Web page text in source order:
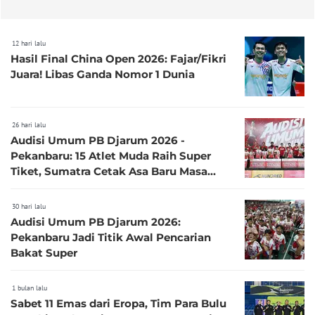
12 hari lalu
Hasil Final China Open 2026: Fajar/Fikri
Juara! Libas Ganda Nomor 1 Dunia
26 hari lalu
Audisi Umum PB Djarum 2026 -
Pekanbaru: 15 Atlet Muda Raih Super
Tiket, Sumatra Cetak Asa Baru Masa
30 hari lalu
Audisi Umum PB Djarum 2026:
Pekanbaru Jadi Titik Awal Pencarian
Bakat Super
1 bulan lalu
Sabet 11 Emas dari Eropa, Tim Para Bulu